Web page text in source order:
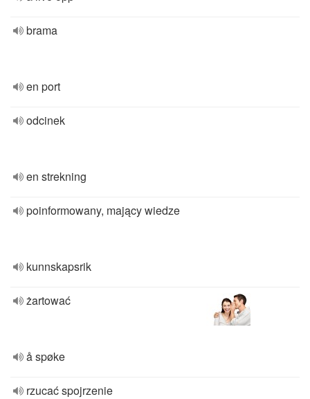
brama
en port
odcinek
en strekning
poinformowany, mający wiedze
kunnskapsrik
żartować
å spøke
rzucać spojrzenie